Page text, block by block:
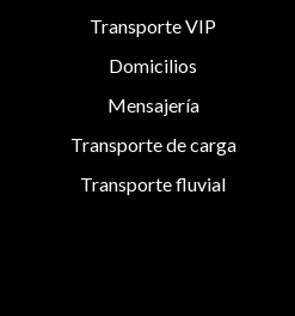
Transporte VIP
Domicilios
Mensajería
Transporte de carga
Transporte fluvial